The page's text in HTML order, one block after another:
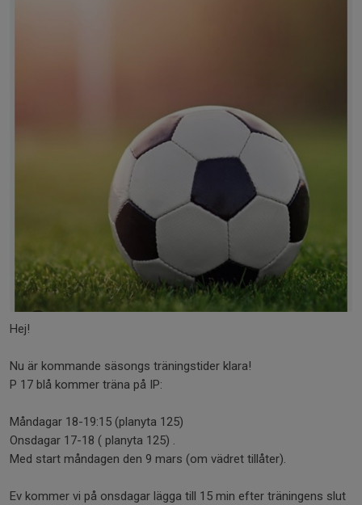
Hej!
Nu är kommande säsongs träningstider klara!
P 17 blå kommer träna på IP:
Måndagar 18-19:15 (planyta 125)
Onsdagar 17-18 ( planyta 125) .
Med start måndagen den 9 mars (om vädret tillåter).
Ev kommer vi på onsdagar lägga till 15 min efter träningens slut